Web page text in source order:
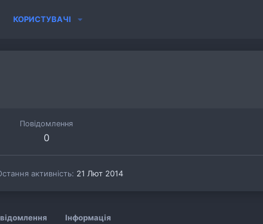
КОРИСТУВАЧІ
Повідомлення
0
активність 21 Лют 2014
Інформація